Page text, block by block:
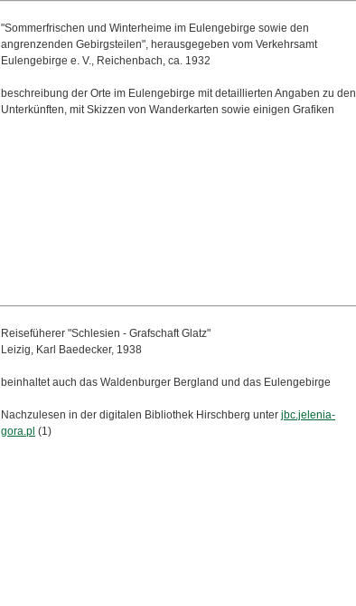
"Sommerfrischen und Winterheime im Eulengebirge sowie den
angrenzenden Gebirgsteilen", herausgegeben vom Verkehrsamt
Eulengebirge e. V., Reichenbach, ca. 1932
beschreibung der Orte im Eulengebirge mit detaillierten Angaben zu den
Unterkünften, mit Skizzen von Wanderkarten sowie einigen Grafiken
Reisefüherer "Schlesien - Grafschaft Glatz"
Leizig, Karl Baedecker, 1938
beinhaltet auch das Waldenburger Bergland und das Eulengebirge
Nachzulesen in der digitalen Bibliothek Hirschberg unter jbc.jelenia-
gora.pl (1)